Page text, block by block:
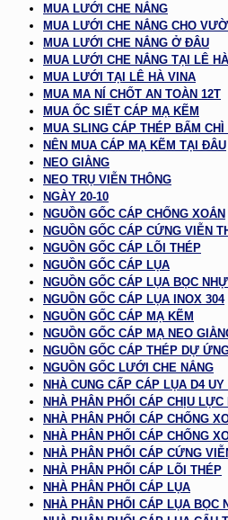
MUA LƯỚI CHE NẮNG
MUA LƯỚI CHE NẮNG CHO
MUA LƯỚI CHE NẮNG Ở ĐÂU
MUA LƯỚI CHE NẮNG TẠI LÊ
MUA LƯỚI TẠI LÊ HÀ VINA
MUA MA NÍ CHỐT AN TOÀN 12T
MUA ỐC SIẾT CÁP MẠ KẼM
MUA SLING CÁP THÉP BẤM CHÌ
NÊN MUA CÁP MẠ KẼM TẠI ĐÂU
NEO GIẰNG
NEO TRỤ VIỄN THÔNG
NGÀY 20-10
NGUỒN GỐC CÁP CHỐNG XOẮN
NGUỒN GỐC CÁP CỨNG VIỄN
NGUỒN GỐC CÁP LÕI THÉP
NGUỒN GỐC CÁP LỤA
NGUỒN GỐC CÁP LỤA BỌC
NGUỒN GỐC CÁP LỤA INOX 304
NGUỒN GỐC CÁP MẠ KẼM
NGUỒN GỐC CÁP MẠ NEO
NGUỒN GỐC CÁP THÉP DỰ
NGUỒN GỐC LƯỚI CHE NẮNG
NHÀ CUNG CẤP CÁP LỤA D4
NHÀ PHÂN PHỐI CÁP CHỊU LỰC
NHÀ PHÂN PHỐI CÁP CHỐNG
NHÀ PHÂN PHỐI CÁP CHỐNG
NHÀ PHÂN PHỐI CÁP CỨNG
NHÀ PHÂN PHỐI CÁP LÕI THÉP
NHÀ PHÂN PHỐI CÁP LỤA
NHÀ PHÂN PHỐI CÁP LỤA BỌC